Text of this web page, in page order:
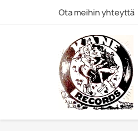
Ota meihin yhteyttä